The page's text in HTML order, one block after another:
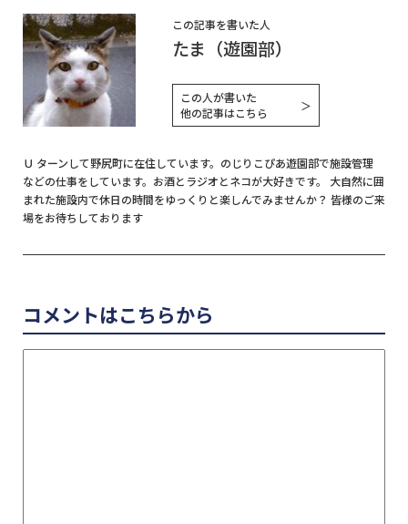
この記事を書いた人
たま（遊園部）
この人が書いた
他の記事はこちら
＞
Ｕ ターンして野尻町に在住しています。のじりこぴあ遊園部で施設管理
などの仕事をしています。お酒とラジオとネコが大好きです。 大自然に囲
まれた施設内で休日の時間をゆっくりと楽しんでみませんか？ 皆様のご来
場をお待ちしております
コメントはこちらから